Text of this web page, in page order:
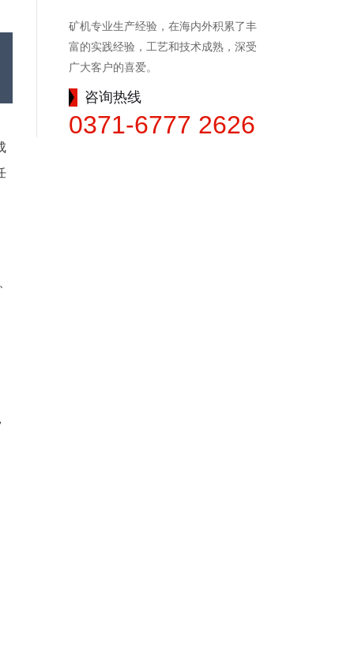
矿机专业生产经验，在海内外积累了丰
富的实践经验，工艺和技术成熟，深受
广大客户的喜爱。
咨询热线
0371-6777 2626